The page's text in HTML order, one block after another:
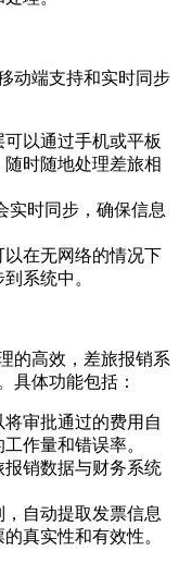
动端支持和实时同步
可以通过手机或平板
时随地处理差旅相
实时同步，确保信息
以在无网络的情况下
系统中。
的高效，差旅报销系
具体功能包括：
将审批通过的费用自
作量和错误率。
销数据与财务系统
，自动提取发票信息
真实性和有效性。